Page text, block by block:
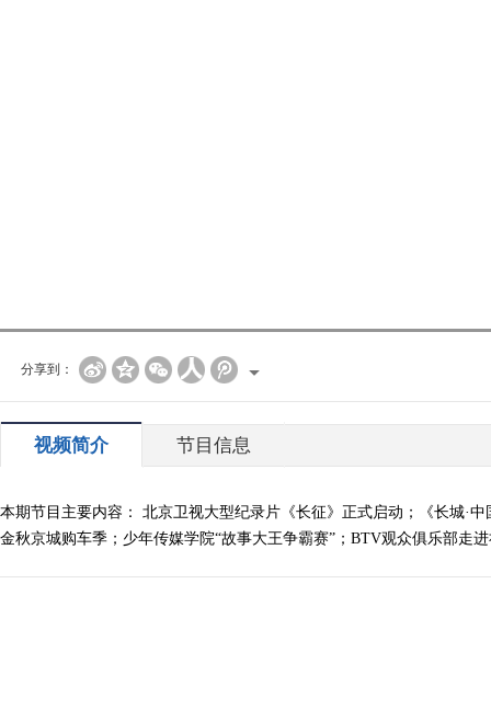
分享到：
视频简介 节目信息
本期节目主要内容： 北京卫视大型纪录片《长征》正式启动；《长城·
金秋京城购车季；少年传媒学院“故事大王争霸赛”；BTV观众俱乐部走